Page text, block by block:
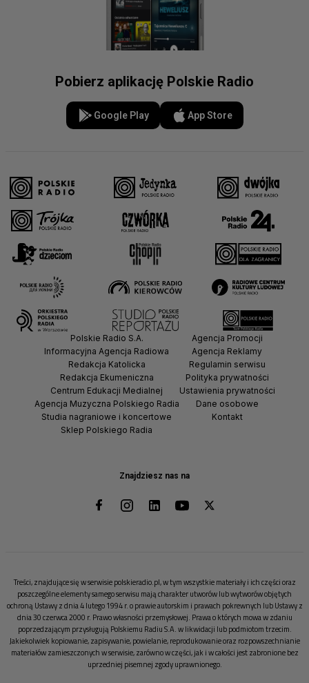
Pobierz aplikację Polskie Radio
Google Play App Store
Znajdziesz nas na
Polskie Radio S.A.
Informacyjna Agencja Radiowa
Redakcja Katolicka
Redakcja Ekumeniczna
Centrum Edukacji Medialnej
Agencja Muzyczna Polskiego Radia
Studia nagraniowe i koncertowe
Sklep Polskiego Radia
Agencja Promocji
Agencja Reklamy
Regulamin serwisu
Polityka prywatności
Ustawienia prywatności
Dane osobowe
Kontakt
Treści, znajdujące się w serwisie polskieradio.pl, w tym wszystkie materiały i ich części oraz
poszczególne elementy samego serwisu mają charakter utworów lub wytworów objętych
ochroną Ustawy z dnia 4 lutego 1994 r. o prawie autorskim i prawach pokrewnych lub Ustawy z
dnia 30 czerwca 2000 r. Prawo własności przemysłowej. Prawa o których mowa w zdaniu
poprzedzającym przysługują Polskiemu Radiu S.A. w likwidacji lub podmiotom trzecim.
Jakiekolwiek kopiowanie, zapisywanie, powielanie, reprodukowanie oraz rozpowszechnianie
materiałów zamieszczonych w serwisie, zarówno w części, jak i w całości jest zabronione bez
uprzedniej pisemnej zgody uprawnionego.